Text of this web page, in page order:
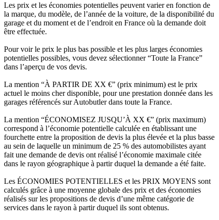
Les prix et les économies potentielles peuvent varier en fonction de
la marque, du modèle, de l’année de la voiture, de la disponibilité du
garage et du moment et de l’endroit en France où la demande doit
être effectuée.
Pour voir le prix le plus bas possible et les plus larges économies
potentielles possibles, vous devez sélectionner “Toute la France”
dans l’aperçu de vos devis.
La mention “À PARTIR DE XX €” (prix minimum) est le prix
actuel le moins cher disponible, pour une prestation donnée dans les
garages référencés sur Autobutler dans toute la France.
La mention “ÉCONOMISEZ JUSQU’À XX €” (prix maximum)
correspond à l’économie potentielle calculée en établissant une
fourchette entre la proposition de devis la plus élevée et la plus basse
au sein de laquelle un minimum de 25 % des automobilistes ayant
fait une demande de devis ont réalisé l’économie maximale citée
dans le rayon géographique à partir duquel la demande a été faite.
Les ÉCONOMIES POTENTIELLES et les PRIX MOYENS sont
calculés grâce à une moyenne globale des prix et des économies
réalisés sur les propositions de devis d’une même catégorie de
services dans le rayon à partir duquel ils sont obtenus.